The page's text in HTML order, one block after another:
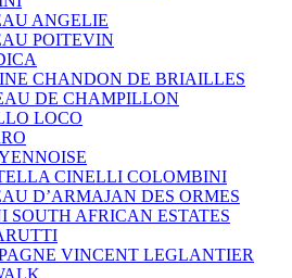
ANGELIE
POITEVIN
CHANDON DE BRIAILLES
DE CHAMPILLON
LOCO
CINELLI COLOMBINI
D’ARMAJAN DES ORMES
SOUTH AFRICAN ESTATES
VINCENT LEGLANTIER